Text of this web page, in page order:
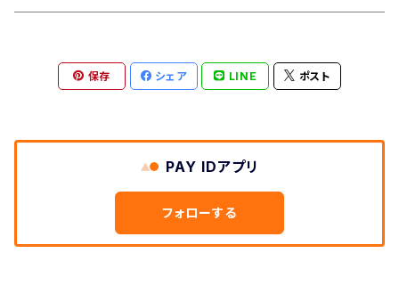
伊達政宗
iPhone 12
iPhone 11 Pro Max
保存 シェア LINE ポスト
PAY IDアプリ
フォローする